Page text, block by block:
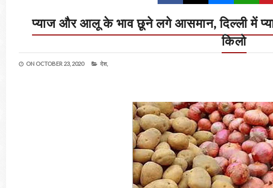
प्याज और आलू के भाव छूने लगे आसमान, दिल्‍ली में
किलो
ON OCTOBER 23, 2020 देश,